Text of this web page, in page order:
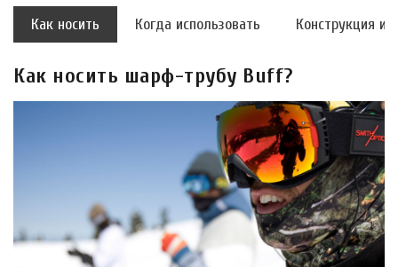
Как носить Когда использовать Конструкция и
Как носить шарф-трубу Buff?